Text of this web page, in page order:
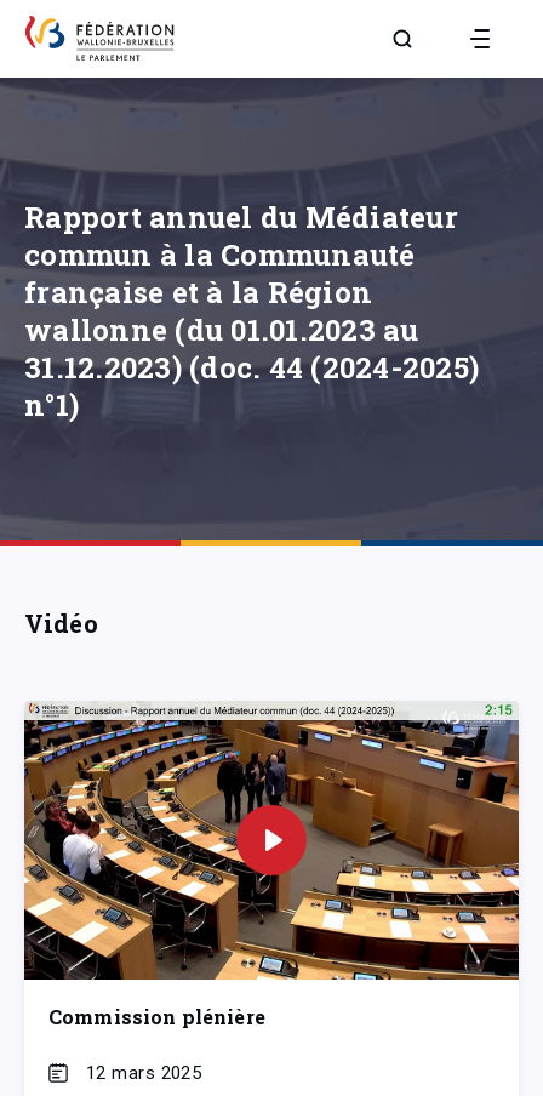
Aller à la page
Rapport annuel du Médiateur
commun à la Communauté
française et à la Région
wallonne (du 01.01.2023 au
31.12.2023) (doc. 44 (2024-2025)
n°1)
Vidéo
Commission plénière
12 mars 2025